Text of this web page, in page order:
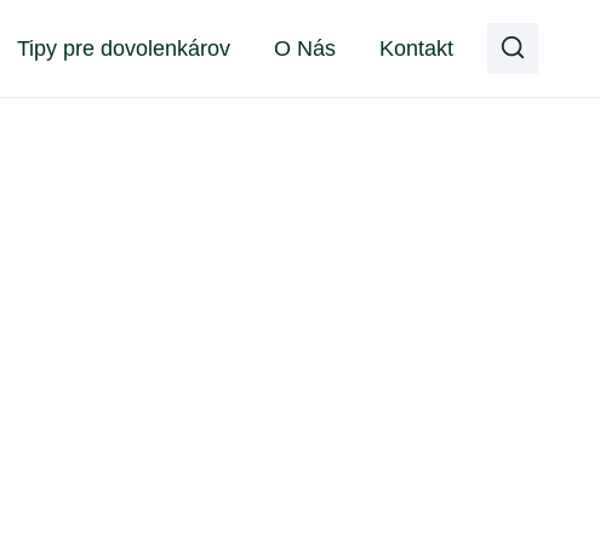
Tipy pre dovolenkárov O Nás Kontakt